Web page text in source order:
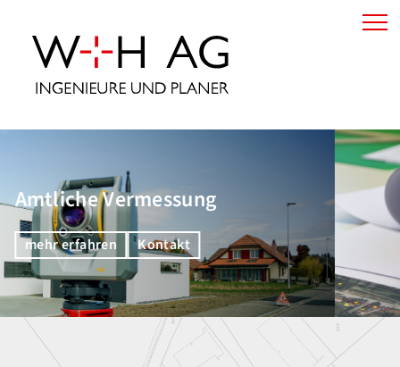
Planung
mehr erfahren